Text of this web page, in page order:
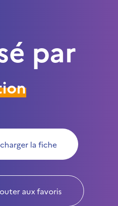
par
la fiche
aux favoris